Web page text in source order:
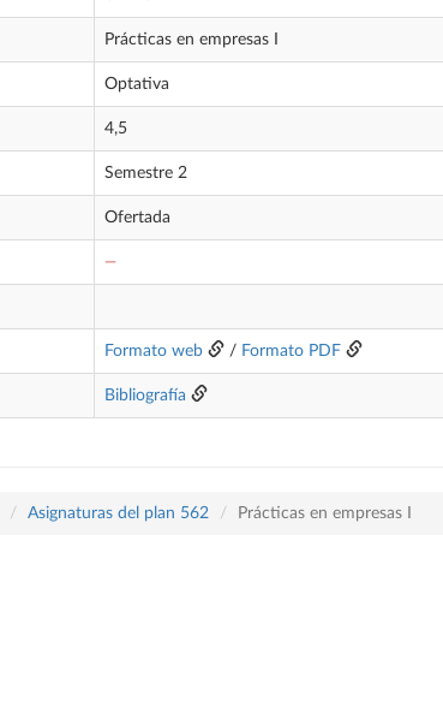
Prácticas en empresas I
Optativa
4,5
Semestre 2
Ofertada
—
Formato web / Formato PDF
Bibliografía
Asignaturas del plan 562 Prácticas en empresas I